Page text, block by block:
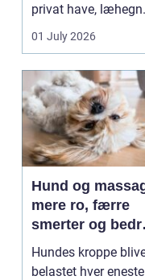
privat have, læhegn
langs mark...
01 July 2026
Hund og
mere ro, færre
smerter og
bevægelse
Hundes kroppe
belastet hver eneste